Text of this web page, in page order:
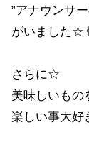
”アナウンサ
がいました
さらに☆
美味しいもの
楽しい事大